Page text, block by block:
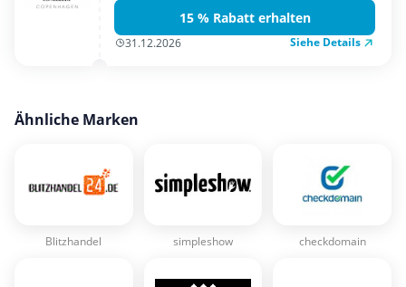
15 % Rabatt erhalten
31.12.2026 Siehe Details
Ähnliche Marken
Blitzhandel simpleshow checkdomain